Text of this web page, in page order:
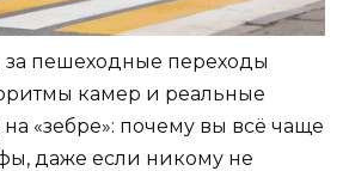
пешеходные переходы
камер и реальные
«зебре»: почему вы всё чаще
даже если никому не